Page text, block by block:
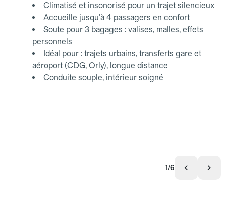
Climatisé et insonorisé pour un trajet silencieux
Accueille jusqu'à 4 passagers en confort
Soute pour 3 bagages : valises, malles, effets
personnels
Idéal pour : trajets urbains, transferts gare et
aéroport (CDG, Orly), longue distance
Conduite souple, intérieur soigné
1/6